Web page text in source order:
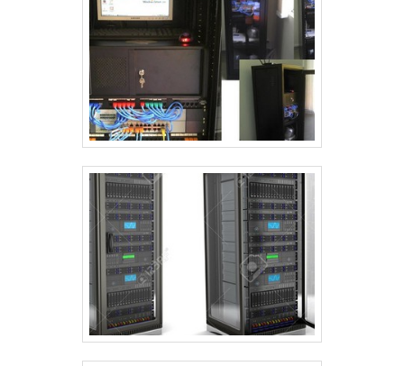
e chão de fábrica. A empresa busca a
tecnologia e desenvolvimento no que
gera resultado e qualidade para os
clientes. A equipe é formada por
profissionais com vasta experiência
nas diversas áreas de atuação que
estão esperando seu contato para
tirar todas as suas dúvidas e melhor
atender.PRINCIPAIS DIFERENCIAIS DA
ORGANIZAÇÃONa Project Telecom tem
o que há de melhor no mercado de
fabricante de racks e soluções de
infraestrutura para TI, data centers,
cabeamento estruturado e chão de
fábrica. A empresa oferece opções